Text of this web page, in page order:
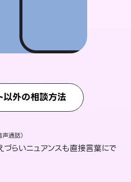
以外の相談方法
通話）
らいニュアンスも直接言葉にで